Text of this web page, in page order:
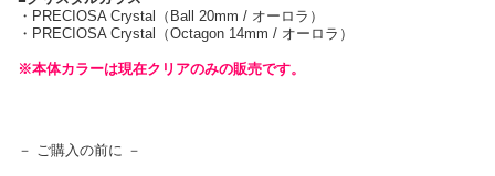
・PRECIOSA Crystal（Ball 20mm / オーロラ）
・PRECIOSA Crystal（Octagon 14mm / オーロラ）
※本体カラーは現在クリアのみの販売です。
－ ご購入の前に －